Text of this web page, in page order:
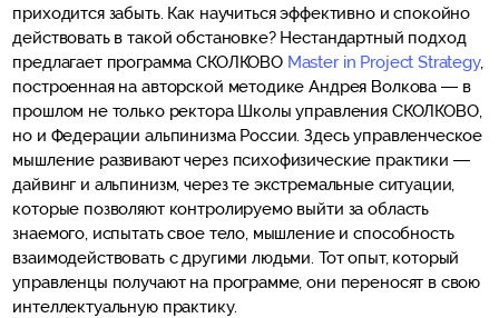
приходится забыть. Как научиться эффективно и спокойно
действовать в такой обстановке? Нестандартный подход
предлагает программа СКОЛКОВО Master in Project Strategy,
построенная на авторской методике Андрея Волкова — в
прошлом не только ректора Школы управления СКОЛКОВО,
но и Федерации альпинизма России. Здесь управленческое
мышление развивают через психофизические практики —
дайвинг и альпинизм, через те экстремальные ситуации,
которые позволяют контролируемо выйти за область
знаемого, испытать свое тело, мышление и способность
взаимодействовать с другими людьми. Тот опыт, который
управленцы получают на программе, они переносят в свою
интеллектуальную практику.